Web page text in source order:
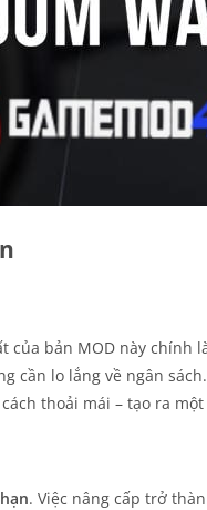
của bản MOD này chính
cần lo lắng về ngân
thoải mái – tạo ra
. Việc nâng cấp trở